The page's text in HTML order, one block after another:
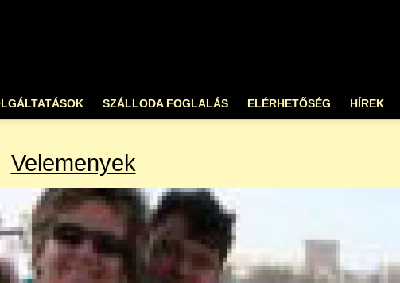
SZÁLLODA FOGLALÁS ELÉRHETŐSÉG HÍREK
Velemenyek